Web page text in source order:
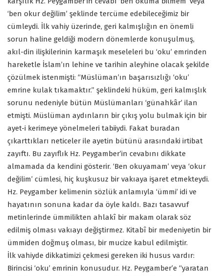
‘ben okur değilim’ şeklinde tercüme edebileceğimiz bir
cümleydi. İlk vahiy üzerinde, geri kalmışlığın en önemli
sorun haline geldiği modern dönemlerde konuşulmuş,
akıl-din ilişkilerinin karmaşık meseleleri bu ‘oku’ emrinden
hareketle İslam’ın lehine ve tarihin aleyhine olacak şekilde
çözülmek istenmişti: “Müslüman’ın başarısızlığı ‘oku’
emrine kulak tıkamaktır.” şeklindeki hüküm, geri kalmışlık
sorunu nedeniyle bütün Müslümanları ‘günahkâr’ ilan
etmişti. Müslüman aydınların bir çıkış yolu bulmak için bir
ayet-i kerimeye yönelmeleri tabiiydi. Fakat buradan
çıkarttıkları neticeler ile ayetin bütünü arasındaki irtibat
zayıftı. Bu zayıflık Hz. Peygamber’in cevabını dikkate
almamada da kendini gösterir. ‘Ben okuyamam’ veya ‘okur
değilim’ cümlesi, hiç kuşkusuz bir vakıaya işaret etmekteydi.
Hz. Peygamber kelimenin sözlük anlamıyla ‘ümmi’ idi ve
hayatının sonuna kadar da öyle kaldı. Bazı tasavvuf
metinlerinde ümmilikten ahlakî bir makam olarak söz
edilmiş olması vakıayı değiştirmez. Kitabî bir medeniyetin bir
ümmiden doğmuş olması, bir mucize kabul edilmiştir.
İlk vahiyde dikkatimizi çekmesi gereken iki husus vardır:
Birincisi ‘oku’ emrinin konusudur. Hz. Peygamber’e “yaratan